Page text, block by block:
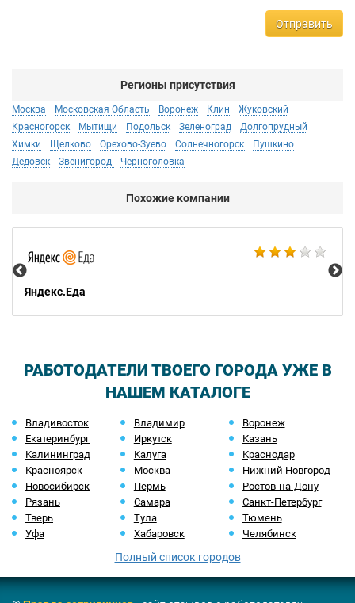
Отправить
Регионы присутствия
Москва Московская Область Воронеж Клин
Жуковский
Красногорск
Мытищи Подольск Зеленоград
Долгопрудный
Химки
Щелково Орехово-Зуево Солнечногорск
Пушкино
Дедовск
Звенигород Черноголовка
Похожие компании
Яндекс.Еда
РАБОТОДАТЕЛИ ТВОЕГО ГОРОДА УЖЕ В
НАШЕМ КАТАЛОГЕ
Владивосток Владимир
Воронеж
Екатеринбург
Иркутск
Казань
Калининград
Калуга
Краснодар
Красноярск
Москва
Нижний Новгород
Новосибирск
Пермь
Ростов-на-Дону
Рязань
Самара
Санкт-Петербург
Тверь
Тула
Тюмень
Уфа
Хабаровск Челябинск
Полный список городов